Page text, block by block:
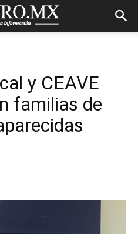
y CEAVE
familias de